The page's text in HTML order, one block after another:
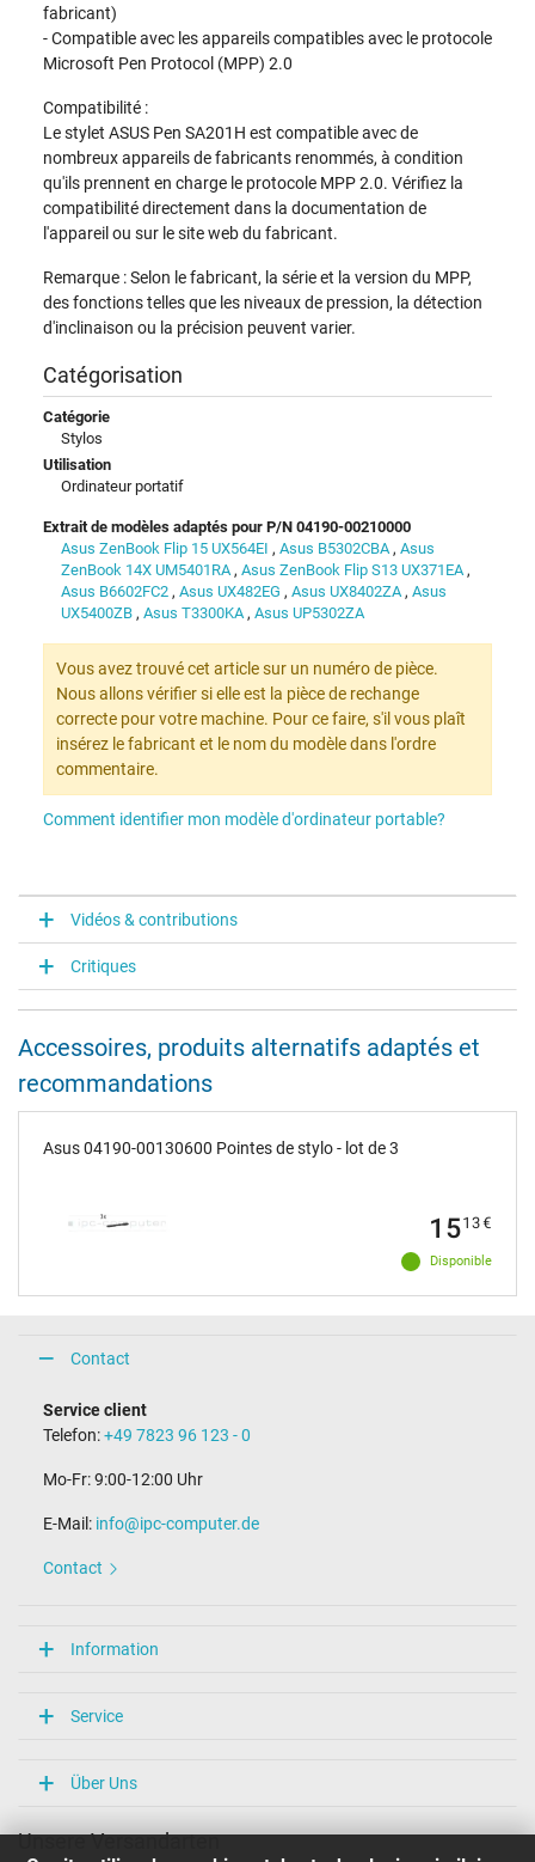
fabricant)
- Compatible avec les appareils compatibles avec le protocole
Microsoft Pen Protocol (MPP) 2.0
Compatibilité :
Le stylet ASUS Pen SA201H est compatible avec de
nombreux appareils de fabricants renommés, à condition
qu'ils prennent en charge le protocole MPP 2.0. Vérifiez la
compatibilité directement dans la documentation de
l'appareil ou sur le site web du fabricant.
Remarque : Selon le fabricant, la série et la version du MPP,
des fonctions telles que les niveaux de pression, la détection
d'inclinaison ou la précision peuvent varier.
Catégorisation
Catégorie
Stylos
Utilisation
Ordinateur portatif
Extrait de modèles adaptés pour P/N 04190-00210000
Asus ZenBook Flip 15 UX564EI , Asus B5302CBA, Asus
ZenBook 14X UM5401RA, Asus ZenBook Flip S13 UX371EA,
Asus B6602FC2 , Asus UX482EG , Asus UX8402ZA, Asus
UX5400ZB , Asus T3300KA, Asus UP5302ZA
Vous avez trouvé cet article sur un numéro de pièce.
Nous allons vérifier si elle est la pièce de rechange
correcte pour votre machine. Pour ce faire, s'il vous plaît
insérez le fabricant et le nom du modèle dans l'ordre
commentaire.
Comment identifier mon modèle d'ordinateur portable?
Vidéos & contributions
Critiques
Accessoires, produits alternatifs adaptés et
recommandations
Asus 04190-00130600 Pointes de stylo - lot de 3
Disponible
1513€
Contact
Service client
Telefon:+49 7823 96 123 - 0
Mo-Fr: 9:00-12:00 Uhr
E-Mail: info@ipc-computer.de
Contact
Information
Service
Über Uns
Unsere Versandarten